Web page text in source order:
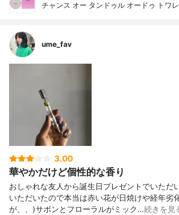
チャンス オー タンドゥル オードゥ トワ
ume_fav
3.00
華やかだけど個性的な香り
おしゃれな友人から誕生日プレゼントでいただ
いただいたので本当は赤い花が日焼けや経年劣
が、、)サボンとフローラルがミック…続きを見